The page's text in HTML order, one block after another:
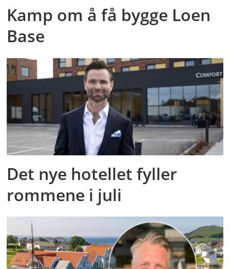
Kamp om å få bygge Loen
Base
Det nye hotellet fyller
rommene i juli